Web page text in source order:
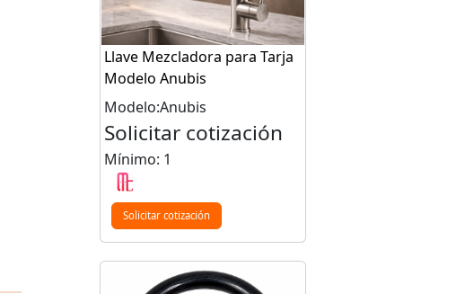
Llave Mezcladora para Tarja
Modelo Anubis
Modelo:Anubis
Solicitar cotización
Mínimo: 1
Solicitar cotización